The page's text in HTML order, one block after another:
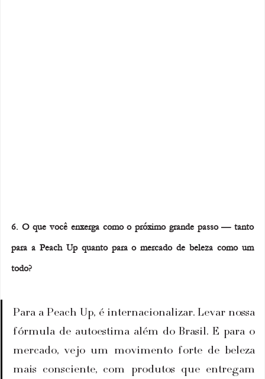
6. O que você enxerga como o próximo grande passo — tanto
para a Peach Up quanto para o mercado de beleza como um
todo?
Para a Peach Up, é internacionalizar. Levar nossa
fórmula de autoestima além do Brasil. E para o
mercado, vejo um movimento forte de beleza
mais consciente, com produtos que entregam